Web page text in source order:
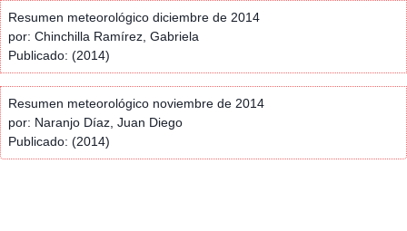
Resumen meteorológico diciembre de 2014
por: Chinchilla Ramírez, Gabriela
Publicado: (2014)
Resumen meteorológico noviembre de 2014
por: Naranjo Díaz, Juan Diego
Publicado: (2014)